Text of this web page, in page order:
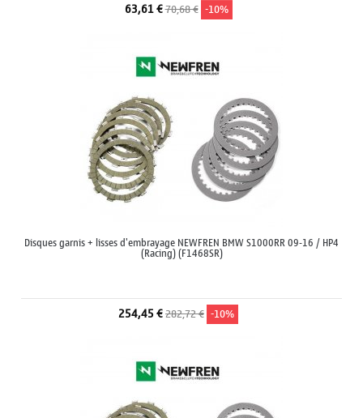
63,61 €70,68 € -10%
Disques garnis + lisses d'embrayage NEWFREN BMW S1000RR 09-16 / HP4
(Racing) (F1468SR)
254,45 €282,72 € -10%